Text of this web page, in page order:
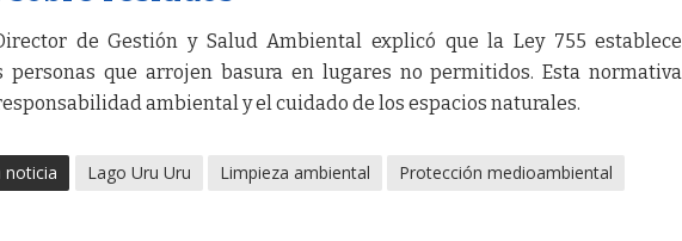
de Gestión y Salud Ambiental explicó que la Ley 755 establece
personas que arrojen basura en lugares no permitidos. Esta normativa
ambiental y el cuidado de los espacios naturales.
noticia Lago Uru Uru Limpieza ambiental
Protección medioambiental